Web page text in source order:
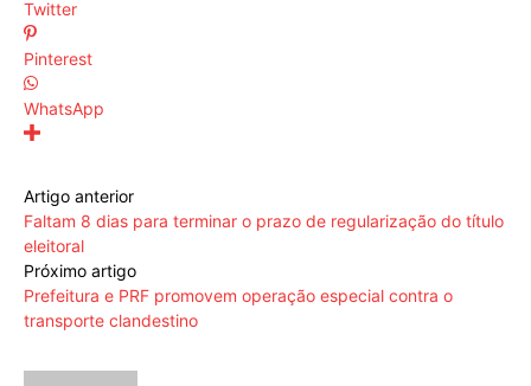
Twitter
Pinterest
WhatsApp
Artigo anterior
Faltam 8 dias para terminar o prazo de regularização do título
eleitoral
Próximo artigo
Prefeitura e PRF promovem operação especial contra o
transporte clandestino